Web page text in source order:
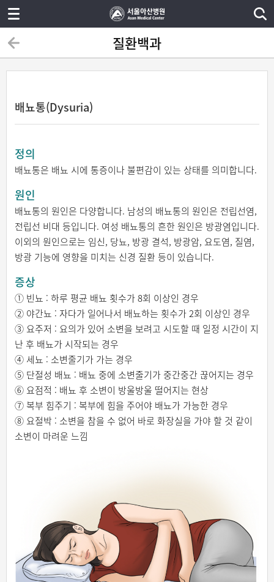
질환백과
배뇨통(Dysuria)
정의
배뇨통은 배뇨 시에 통증이나 불편감이 있는 상태를 의미합니다.
원인
배뇨통의 원인은 다양합니다. 남성의 배뇨통의 원인은 전립선염,
전립선 비대 등입니다. 여성 배뇨통의 흔한 원인은 방광염입니다.
이외의 원인으로는 임신, 당뇨, 방광 결석, 방광암, 요도염, 질염,
방광 기능에 영향을 미치는 신경 질환 등이 있습니다.
증상
① 빈뇨 : 하루 평균 배뇨 횟수가 8회 이상인 경우
② 야간뇨 : 자다가 일어나서 배뇨하는 횟수가 2회 이상인 경우
③ 요주저 : 요의가 있어 소변을 보려고 시도할 때 일정 시간이 지
난 후 배뇨가 시작되는 경우
④ 세뇨 : 소변줄기가 가는 경우
⑤ 단절성 배뇨 : 배뇨 중에 소변줄기가 중간중간 끊어지는 경우
⑥ 요점적 : 배뇨 후 소변이 방울방울 떨어지는 현상
⑦ 복부 힘주기 : 복부에 힘을 주어야 배뇨가 가능한 경우
⑧ 요절박 : 소변을 참을 수 없어 바로 화장실을 가야 할 것 같이
소변이 마려운 느낌